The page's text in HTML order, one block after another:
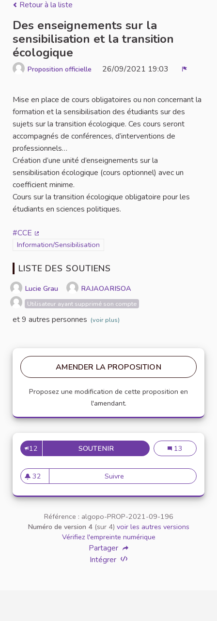
Retour à la liste
Des enseignements sur la
sensibilisation et la transition
écologique
Proposition officielle 26/09/2021 19:03
Mise en place de cours obligatoires ou non concernant la
formation et la sensibilisation des étudiants sur des
sujets sur la transition écologique. Ces cours seront
accompagnés de conférences, d’interventions de
professionnels…
Création d’une unité d’enseignements sur la
sensibilisation écologique (cours optionnel) avec un
coefficient minime.
Cours sur la transition écologique obligatoire pour les
étudiants en sciences politiques.
#CCE
(Lien externe)
Filtrer les résultats de la catégorie : Information/Sensibilisation
Information/Sensibilisation
LISTE DES SOUTIENS
Lucie Grau RAJAOARISOA
Utilisateur ayant supprimé son compte
et 9 autres personnes (voir plus)
AMENDER LA PROPOSITION
Proposez une modification de cette proposition en
l'amendant.
12 SOUTENIR DES ENSEIGNEMENTS SUR
Des
13
32
32 abonnés
Suivre Des enseignements sur la
Référence : algopo-PROP-2021-09-196
Numéro de version 4 (sur 4) voir les autres versions
Vérifiez l'empreinte numérique
Partager
Intégrer